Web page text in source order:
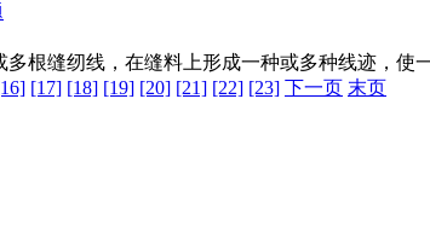
根缝纫线，在缝料上形成一种或多种线迹，使
[17] [18] [19] [20] [21] [22] [23] 下一页 末页